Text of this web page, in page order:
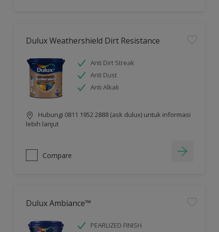
Dulux Weathershield Dirt Resistance
Anti Dirt Streak
Anti Dust
Anti Alkali
Hubungi 0811 1952 2888 (ask dulux) untuk informasi
lebih lanjut
Compare
Dulux Ambiance™
PEARLIZED FINISH